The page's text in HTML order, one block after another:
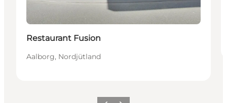
Restaurant Fusion
Aalborg, Nordjütland